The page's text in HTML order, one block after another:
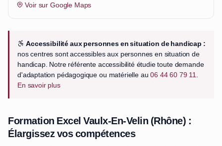
Voir sur Google Maps
Accessibilité aux personnes en situation de handicap :
nos centres sont accessibles aux personnes en situation de
handicap. Notre référente accessibilité étudie toute demande
d'adaptation pédagogique ou matérielle au06 44 60 79 11.
En savoir plus
Formation Excel Vaulx-En-Velin (Rhône) :
Élargissez vos compétences